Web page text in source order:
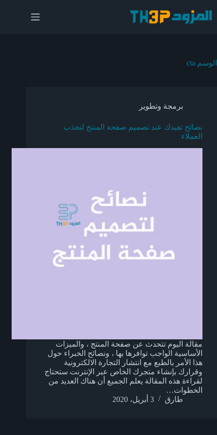
إلى
المحتوى
الوسم
برمجة وتطوير
نصائح تفيدك عند تصميم صفحة المنتج لتجذب
العملاء
مقالة اليوم تتحدث عن صفحة المنتج ، والميزات
الأساسية الواجب توافرها بها ، ونصائح الخبراء حول
هذا الأمر بالطبع مع انتشار التجارة الالكترونية
وقرارك بإنشاء متجرك الخاص عبر الإنترنت ستحتاج
لقراءة هذه المقالة يعلم الجميع أن هناك العديد من
الخطوات…
طارق
3 أبريل، 2020